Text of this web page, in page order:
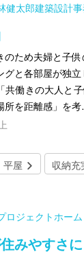
健太郎建築設計
のため夫婦と子
グと各部屋が独
共働きの大人と
所を距離感」を
平屋 収納充
ロジェクトホーム
みやすさ